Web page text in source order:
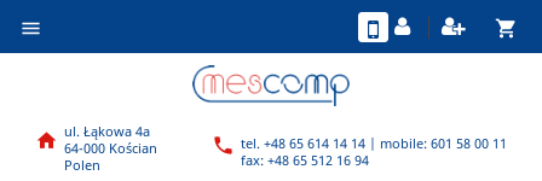
 shopping_cart
 ul. Łąkowa 4a
64-000 Kościan
Polen
 tel. +48 65 614 14 14 | mobile: 601 58 00 11
fax: +48 65 512 16 94